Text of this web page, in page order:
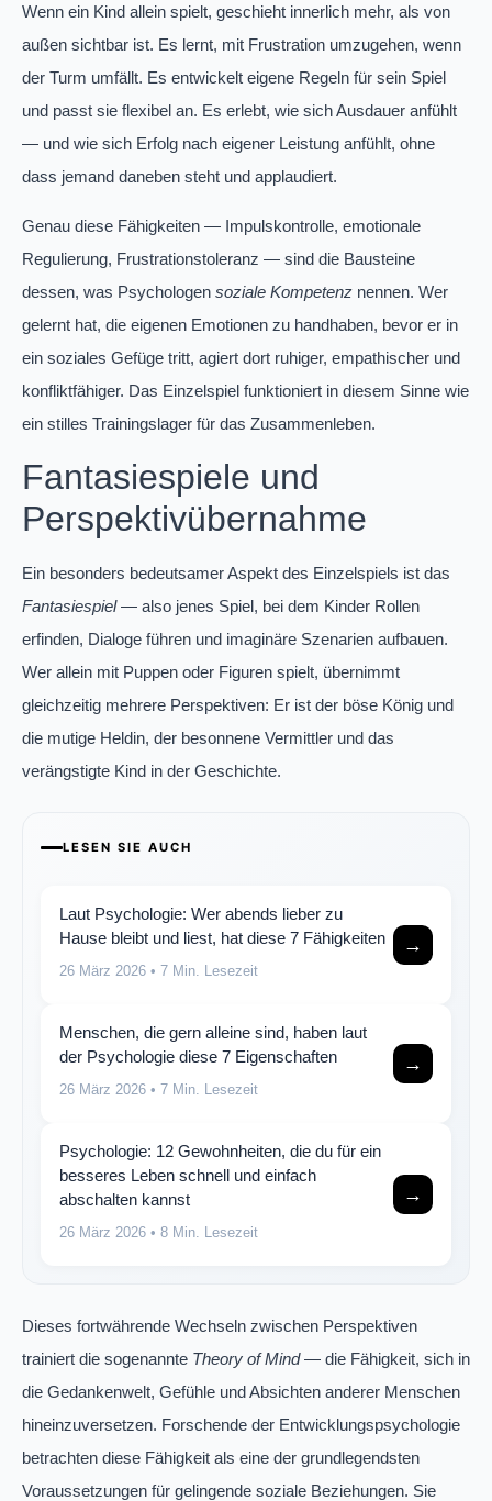
Wenn ein Kind allein spielt, geschieht innerlich mehr, als von
außen sichtbar ist. Es lernt, mit Frustration umzugehen, wenn
der Turm umfällt. Es entwickelt eigene Regeln für sein Spiel
und passt sie flexibel an. Es erlebt, wie sich Ausdauer anfühlt
— und wie sich Erfolg nach eigener Leistung anfühlt, ohne
dass jemand daneben steht und applaudiert.
Genau diese Fähigkeiten — Impulskontrolle, emotionale
Regulierung, Frustrationstoleranz — sind die Bausteine
dessen, was Psychologen soziale Kompetenz nennen. Wer
gelernt hat, die eigenen Emotionen zu handhaben, bevor er in
ein soziales Gefüge tritt, agiert dort ruhiger, empathischer und
konfliktfähiger. Das Einzelspiel funktioniert in diesem Sinne wie
ein stilles Trainingslager für das Zusammenleben.
Fantasiespiele und
Perspektivübernahme
Ein besonders bedeutsamer Aspekt des Einzelspiels ist das
Fantasiespiel— also jenes Spiel, bei dem Kinder Rollen
erfinden, Dialoge führen und imaginäre Szenarien aufbauen.
Wer allein mit Puppen oder Figuren spielt, übernimmt
gleichzeitig mehrere Perspektiven: Er ist der böse König und
die mutige Heldin, der besonnene Vermittler und das
verängstigte Kind in der Geschichte.
LESEN SIE AUCH
Laut Psychologie: Wer abends lieber zu
Hause bleibt und liest, hat diese 7 Fähigkeiten
26 März 2026 • 7 Min. Lesezeit
→
Menschen, die gern alleine sind, haben laut
der Psychologie diese 7 Eigenschaften
26 März 2026 • 7 Min. Lesezeit
→
Psychologie: 12 Gewohnheiten, die du für ein
besseres Leben schnell und einfach
abschalten kannst
26 März 2026 • 8 Min. Lesezeit
→
Dieses fortwährende Wechseln zwischen Perspektiven
trainiert die sogenannte Theory of Mind— die Fähigkeit, sich in
die Gedankenwelt, Gefühle und Absichten anderer Menschen
hineinzuversetzen. Forschende der Entwicklungspsychologie
betrachten diese Fähigkeit als eine der grundlegendsten
Voraussetzungen für gelingende soziale Beziehungen. Sie